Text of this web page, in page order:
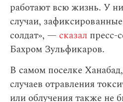
работают всю жизнь. У
случаи,
солдат», — сказал пресс-
Бахром Зульфикаров.
В самом поселке
случаев отравления
или облучения также не